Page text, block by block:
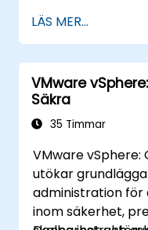
analysera och
oövervakade
Optimerar
LÄS MER...
VMware
Säkra
35 Timmar
VMware vSphere:
utökar
administration
inom säkerhet,